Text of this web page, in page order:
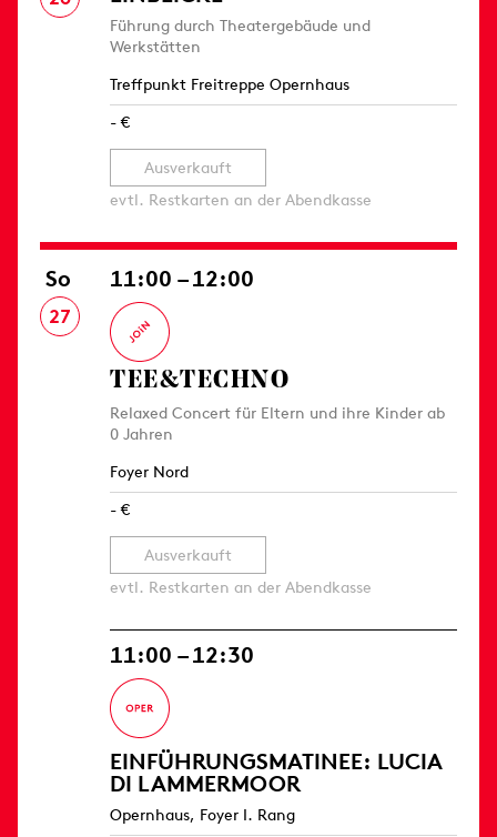
Führung durch Theatergebäude und
Werkstätten
Treffpunkt Freitreppe Opernhaus
- €
Ausverkauft
evtl. Restkarten an der Abendkasse
So
27
11:00 – 12:00
TEE&TECHNO
Relaxed Concert für Eltern und ihre Kinder ab
0 Jahren
Foyer Nord
- €
Ausverkauft
evtl. Restkarten an der Abendkasse
11:00 – 12:30
EINFÜHRUNGS­MATINEE: LUCIA
DI LAMMERMOOR
Opernhaus, Foyer I. Rang